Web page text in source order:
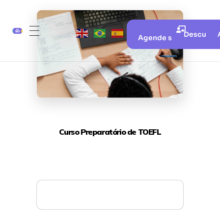
Agende sua aulaDescubra
Curso Preparatório de TOEFL